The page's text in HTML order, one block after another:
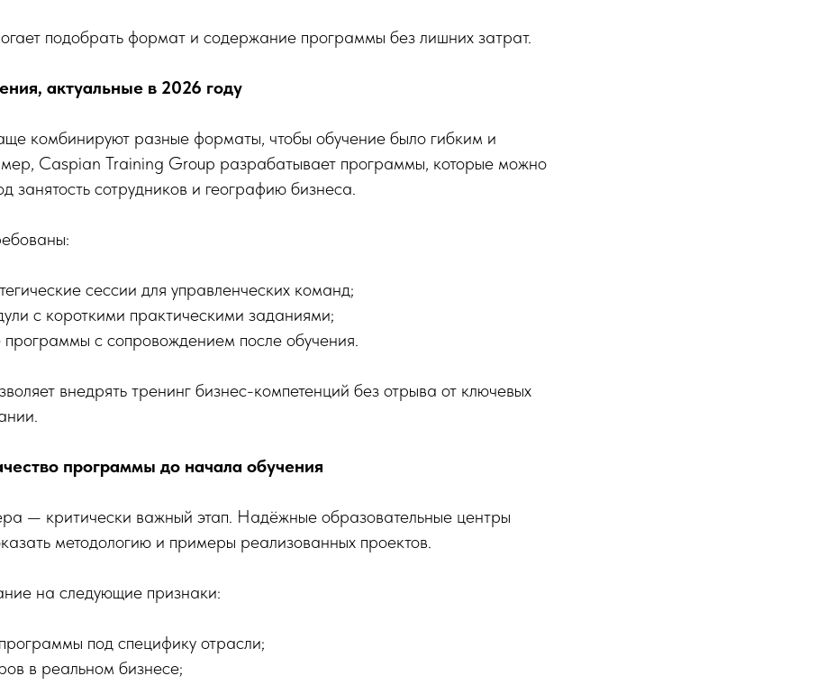
подобрать формат и содержание программы без лишних затрат.
актуальные в 2026 году
комбинируют разные форматы, чтобы обучение было гибким и
Caspian Training Group разрабатывает программы, которые можно
занятость сотрудников и географию бизнеса.
сессии для управленческих команд;
с короткими практическими заданиями;
с сопровождением после обучения.
внедрять тренинг бизнес-компетенций без отрыва от ключевых
программы до начала обучения
— критически важный этап. Надёжные образовательные центры
методологию и примеры реализованных проектов.
на следующие признаки:
под специфику отрасли;
в реальном бизнесе;